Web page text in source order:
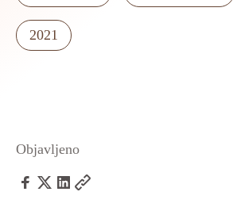
2021
Objavljeno